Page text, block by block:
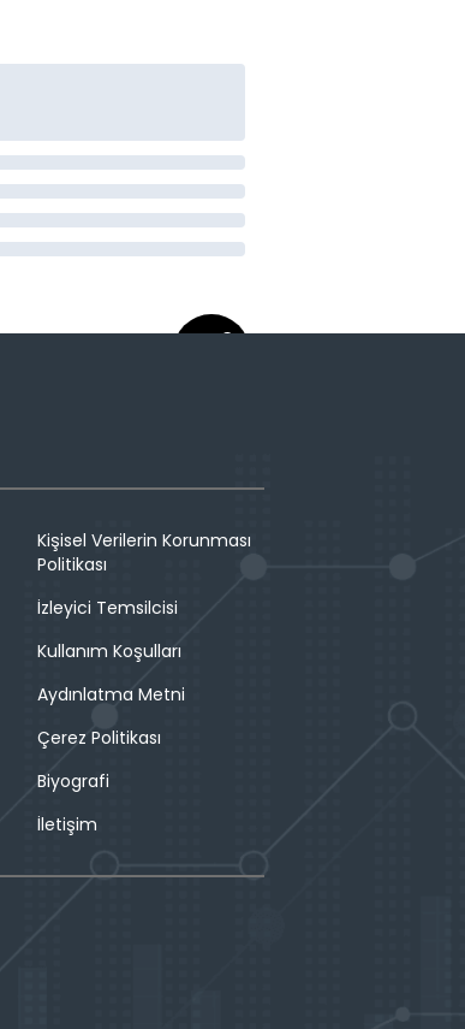
Kişisel Verilerin Korunması
Politikası
İzleyici Temsilcisi
Kullanım Koşulları
Aydınlatma Metni
Çerez Politikası
Biyografi
İletişim